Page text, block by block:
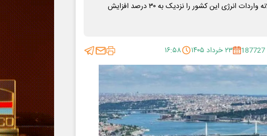
واردات انرژی ترکیه اضافه کند و بار سالانه واردات انرژی این کشور را نزدیک به ۳۰ درصد افزایش
۲۳ خرداد ۱۴۰۵ ۱۶:۵۸